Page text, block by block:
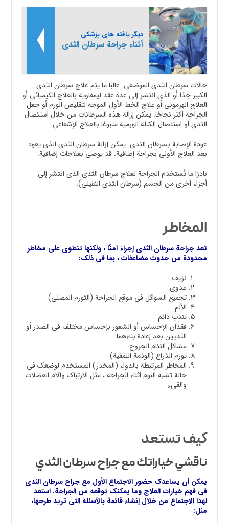
دیگر یافته های پزشکی
أثناء جراحة سرطان الثدي
حالات سرطان الثدي الموضعي. غالبًا ما يتم علاج سرطان الثدي
الكبير جدًا أو الذي انتشر إلى عدة عقد ليمفاوية بالعلاج الكيميائي أو
العلاج الهرموني أو علاج الخط الأول الموجه لتقليص الورم أو جعل
الجراحة أكثر نجاحًا. يمكن إزالة هذه السرطانات من خلال استئصال
الثدي أو استئصال الكتلة الورمية متبوعًا بالعلاج الإشعاعي.
عودة الإصابة بسرطان الثدي. يمكن إزالة سرطان الثدي الذي يعود
بعد العلاج الأولي بجراحة إضافية. قد يوصى بعلاجات إضافية.
نادرًا ما تُستخدم الجراحة لعلاج سرطان الثدي الذي انتشر إلى
أجزاء أخرى من الجسم (سرطان الثدي النقيلي).
المخاطر
تعد جراحة سرطان الثدي إجراءً آمنًا ، ولكنها تنطوي على مخاطر
محدودة من حدوث مضاعفات ، بما في ذلك:
نزيف
عدوى
تجميع السوائل في موقع الجراحة (التورم المصلي)
الألم
تندب دائم
فقدان الإحساس أو الشعور بإحساس مختلف في الصدر أو
الثديين بعد إعادة بناءهما
مشاكل التئام الجروح
تورم الذراع (الوذمة اللمفية)
المخاطر المرتبطة بالدواء (المخدر) المستخدم لوضعك في
حالة تشبه النوم أثناء الجراحة ، مثل الارتباك وآلام العضلات
والقيء
كيف تستعد
ناقشي خياراتك مع جراح سرطان الثدي
يمكن أن يساعدك حضور الاجتماع الأول مع جراح سرطان الثدي
في فهم خيارات العلاج وما يمكنك توقعه من الجراحة. استعد
لهذا الاجتماع من خلال إنشاء قائمة بالأسئلة التي تريد طرحها،
مثل: